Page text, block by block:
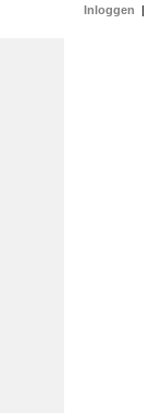
Inloggen |